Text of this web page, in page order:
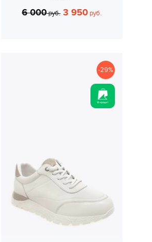
6 000руб. 3 950руб.
-29%